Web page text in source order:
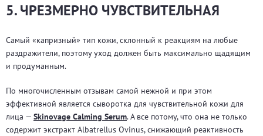
5. ЧРЕЗМЕРНО ЧУВСТВИТЕЛЬНАЯ
Самый «капризный» тип кожи, склонный к реакциям на любые
раздражители, поэтому уход должен быть максимально щадящим
и продуманным.
По многочисленным отзывам самой нежной и при этом
эффективной является сыворотка для чувствительной кожи для
лица — Skinovage Calming Serum. А все потому, что она не только
содержит экстракт Albatrellus Ovinus, снижающий реактивность